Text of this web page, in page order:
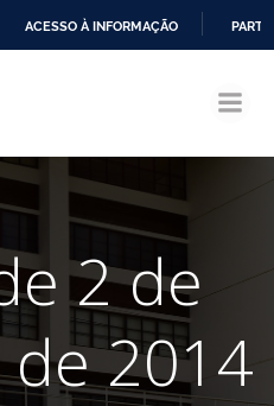
CONTEÚDO
ACESSO À INFORMAÇÃO
2 de
2014